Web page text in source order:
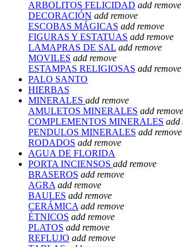
ARBOLITOS FELICIDAD add remove
DECORACIÓN add remove
ESCOBAS MÁGICAS add remove
FIGURAS Y ESTATUAS add remove
LAMAPRAS DE SAL add remove
MOVILES add remove
ESTAMPAS RELIGIOSAS add remove
PALO SANTO
HIERBAS
MINERALES add remove
AMULETOS MINERALES add remove
COMPLEMENTOS MINERALES add
PENDULOS MINERALES add remove
RODADOS add remove
AGUA DE FLORIDA
PORTA INCIENSOS add remove
BRASEROS add remove
AGRA add remove
BAULES add remove
CERÁMICA add remove
ÉTNICOS add remove
PLATOS add remove
REFLUJO add remove